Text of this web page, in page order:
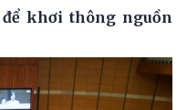
để khơi thông nguồn